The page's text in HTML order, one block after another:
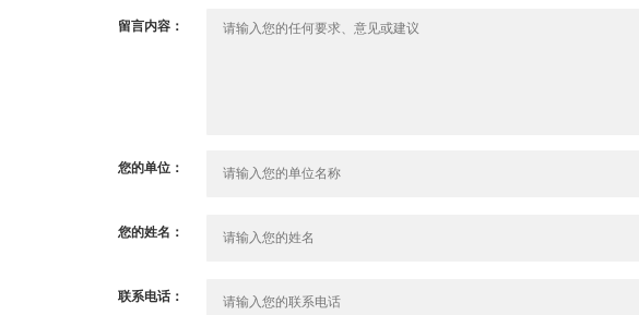
留言内容：
您的单位：
您的姓名：
联系电话：